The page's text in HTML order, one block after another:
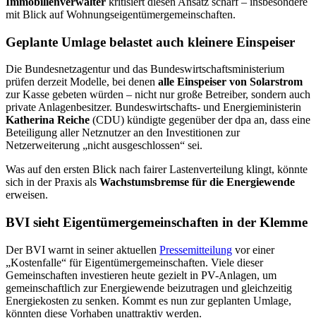
mit Blick auf Wohnungseigentümergemeinschaften.
Geplante Umlage belastet auch kleinere Einspeiser
Die Bundesnetzagentur und das Bundeswirtschaftsministerium
prüfen derzeit Modelle, bei denen alle Einspeiser von Solarstrom
zur Kasse gebeten würden – nicht nur große Betreiber, sondern auch
private Anlagenbesitzer. Bundeswirtschafts- und Energieministerin
Katherina Reiche (CDU) kündigte gegenüber der dpa an, dass eine
Beteiligung aller Netznutzer an den Investitionen zur
Netzerweiterung „nicht ausgeschlossen“ sei.
Was auf den ersten Blick nach fairer Lastenverteilung klingt, könnte
sich in der Praxis als Wachstumsbremse für die Energiewende
erweisen.
BVI sieht Eigentümergemeinschaften in der Klemme
Der BVI warnt in seiner aktuellen Pressemitteilung vor einer
„Kostenfalle“ für Eigentümergemeinschaften. Viele dieser
Gemeinschaften investieren heute gezielt in PV-Anlagen, um
gemeinschaftlich zur Energiewende beizutragen und gleichzeitig
Energiekosten zu senken. Kommt es nun zur geplanten Umlage,
könnten diese Vorhaben unattraktiv werden.